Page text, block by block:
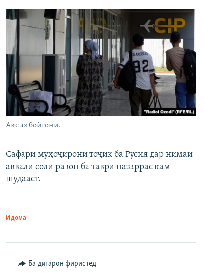
Акс аз бойгонӣ.
Сафари муҳоҷирони тоҷик ба Русия дар нимаи
аввали соли равон ба таври назаррас кам
шудааст.
Идома
Ба дигарон фиристед